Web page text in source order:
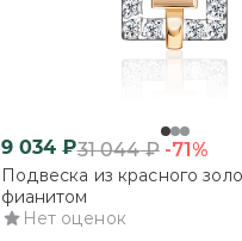
9 034 ₽31 044₽ -71%
Подвеска из красного
фианитом
Нет оценок